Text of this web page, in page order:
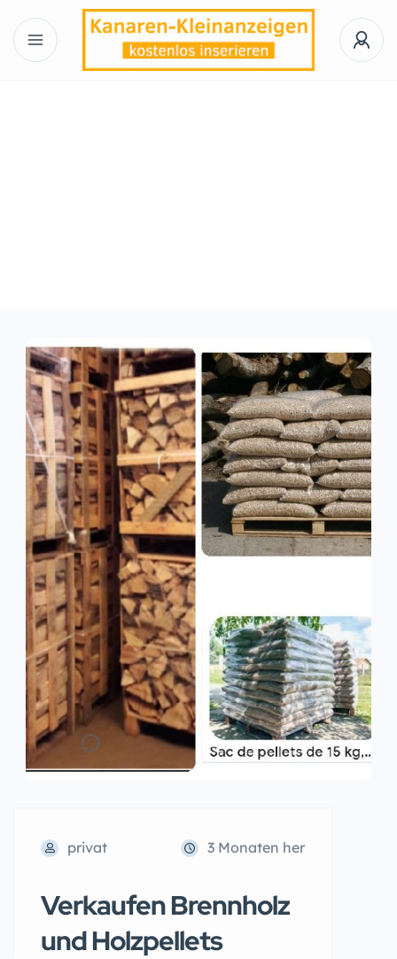
privat 3 Monaten her
Verkaufen Brennholz
und Holzpellets